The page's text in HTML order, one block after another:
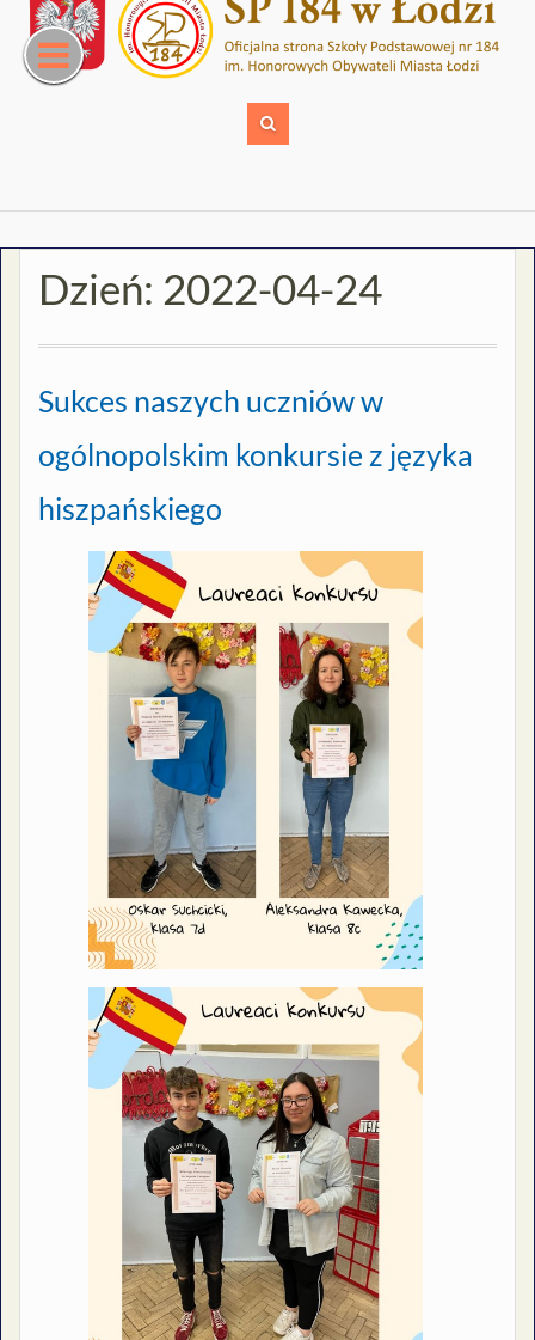
content
Dzień: 2022-04-24
Sukces naszych uczniów w
ogólnopolskim konkursie z języka
hiszpańskiego